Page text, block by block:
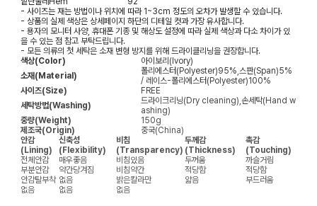
- 사이즈는 재는 방법이나 위치에 따라 1~3cm 정도의 오차가 발생할 수 있습니다.
- 상품의 실제 색상은 상세페이지 하단의 디테일 컷과 가장 유사합니다.
- 용자의 모니터 사양, 휴대폰 기종 및 해상도 설정에 따라 실제 색상과 다소 차이가 있
을 수 있는 점 참고 부탁드립니다.
- 모든 의류의 첫 세탁은 소재 변형 방지를 위해 드라이클리닝을 권장합니다.
색상(Color)
아이보리(Ivory)
소재(Material)
폴리에스터(Polyester)95%,스판(Span)5%
/ 레이스-폴리에스터(Polyester)100%
사이즈(Size)
FREE
세탁방법(Washing)
드라이크리닝(Dry cleaning),손세탁(Hand w
ashing)
중량(Weight)
150g
제조국(Origin)
중국(China)
안감
(Lining)
신축성
(Flexibility)
비침
(Transparency)
두께감
(Thickness)
촉감
(Touching)
전체안감
매우좋음 비침있음 두꺼움
까슬거림
부분안감
약간당겨짐 비침약간 적당함
적당함
안감탈부착 없음 밝은칼라만 얇음
부드러움
없음
없음 없음